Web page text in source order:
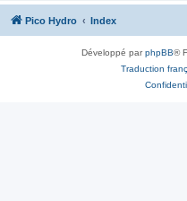
Pico Hydro Index
Développé parphpBB®
Traduction